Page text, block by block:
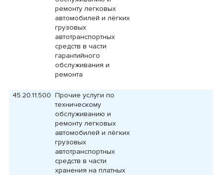
ремонту легковых
автомобилей и лёгких
грузовых
автотранспортных
средств в части
гарантийного
обслуживания и
ремонта
45.20.11.500 Прочие услуги по
техническому
обслуживанию и
ремонту легковых
автомобилей и лёгких
грузовых
автотранспортных
средств в части
хранения на платных